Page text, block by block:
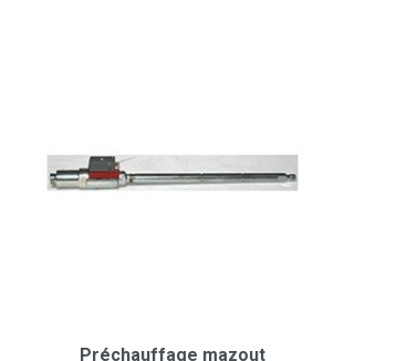
Préchauffage mazout